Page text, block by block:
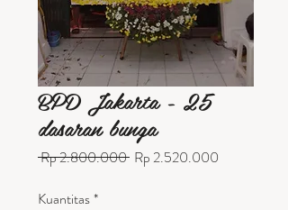
BPD Jakarta - 25
dasaran bunga
Rp 2.800.000 Harga
Rp 2.520.000
Kuantitas*